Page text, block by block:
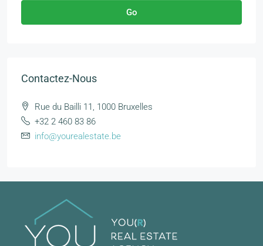
Go
Contactez-Nous
Rue du Bailli 11, 1000 Bruxelles
+32 2 460 83 86
info@yourealestate.be